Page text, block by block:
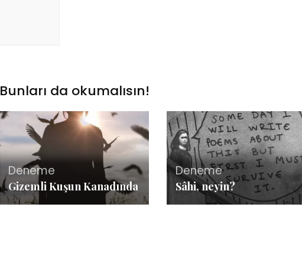
Bunları da okumalısın!
Deneme
Gizemli Kuşun Kanadında
Deneme
Sâhi, neyin?